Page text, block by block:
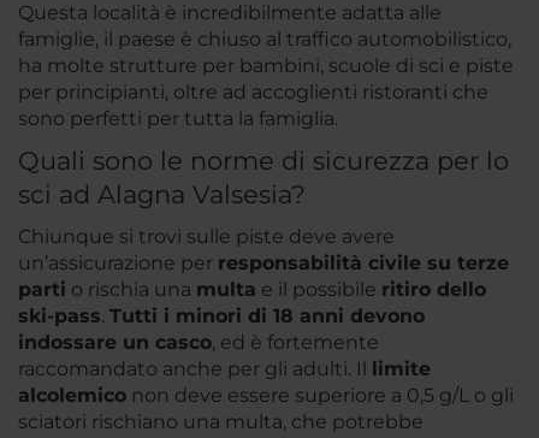
Questa località è incredibilmente adatta alle
famiglie, il paese è chiuso al traffico automobilistico,
ha molte strutture per bambini, scuole di sci e piste
per principianti, oltre ad accoglienti ristoranti che
sono perfetti per tutta la famiglia.
Quali sono le norme di sicurezza per lo
sci ad Alagna Valsesia?
Chiunque si trovi sulle piste deve avere
un’assicurazione per responsabilità civile su terze
parti o rischia una multa e il possibile ritiro dello
ski-pass. Tutti i minori di 18 anni devono
indossare un casco, ed è fortemente
raccomandato anche per gli adulti. Il
limite
alcolemico non deve essere superiore a 0,5 g/L o gli
sciatori rischiano una multa, che potrebbe